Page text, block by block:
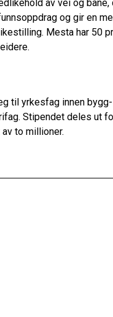
av vei og
og gir en
Mesta har 50
til yrkesfag innen
Stipendet deles ut
to millioner.